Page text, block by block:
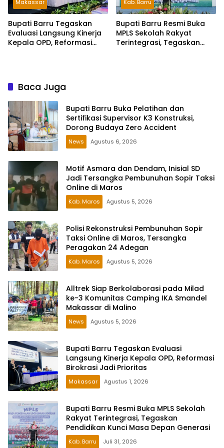
Makassar
Bupati Barru Tegaskan
Evaluasi Langsung Kinerja
Kepala OPD, Reformasi
Kab. Barru
Bupati Barru Resmi Buka
MPLS Sekolah Rakyat
Terintegrasi, Tegaskan
Baca Juga
Bupati Barru Buka Pelatihan dan
Sertifikasi Supervisor K3 Konstruksi,
Dorong Budaya Zero Accident
News Agustus 6, 2026
Motif Asmara dan Dendam, Inisial SD
Jadi Tersangka Pembunuhan Sopir Taksi
Online di Maros
Kab. Maros Agustus 5, 2026
Polisi Rekonstruksi Pembunuhan Sopir
Taksi Online di Maros, Tersangka
Peragakan 24 Adegan
Kab. Maros Agustus 5, 2026
Alltrek Siap Berkolaborasi pada Milad
ke-3 Komunitas Camping IKA Smandel
Makassar di Malino
News Agustus 5, 2026
Bupati Barru Tegaskan Evaluasi
Langsung Kinerja Kepala OPD, Reformasi
Birokrasi Jadi Prioritas
Makassar Agustus 1, 2026
Bupati Barru Resmi Buka MPLS Sekolah
Rakyat Terintegrasi, Tegaskan
Pendidikan Kunci Masa Depan Generasi
Kab. Barru Juli 31, 2026